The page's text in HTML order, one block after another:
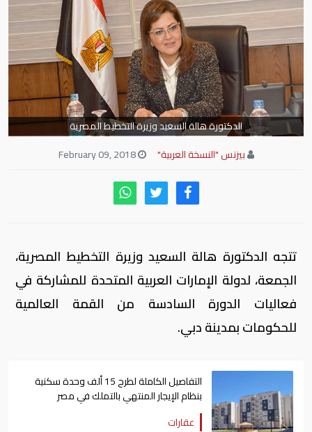
الدكتورة هالة السعيد وزيرة التخطيط المصرية
بيزنس "النسخة العربية"
February 09, 2018
تتجه الدكتورة هالة السعيد وزيرة التخطيط المصرية،
الجمعة، لدولة الإمارات العربية المتحدة للمشاركة في
فعاليات الدورة السادسة من القمة العالمية
للحكومات بمدينة دبي.
التفاصيل الكاملة لطرح 15 ألف وحدة سكنية
بنظام الإيجار المنتهي بالتملك في مصر
عقارات